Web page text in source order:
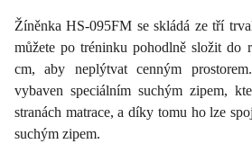
Žíněnka HS-095FM se skládá ze tří
můžete po tréninku pohodlně složit do
cm, aby neplýtvat cenným
vybaven speciálním suchým zipem,
stranách matrace, a díky tomu ho lze
suchým zipem.